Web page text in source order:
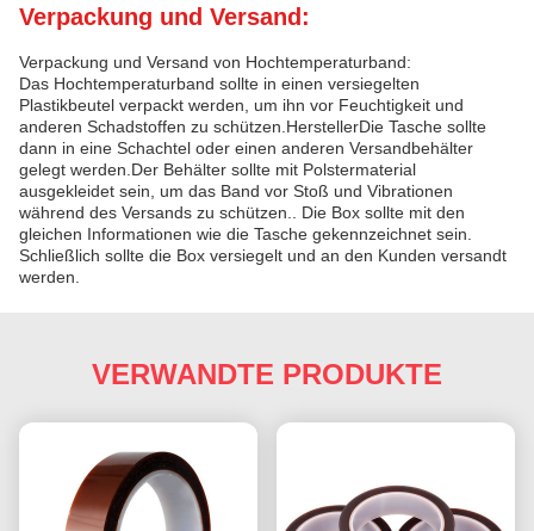
Verpackung und Versand:
Verpackung und Versand von Hochtemperaturband:
Das Hochtemperaturband sollte in einen versiegelten
Plastikbeutel verpackt werden, um ihn vor Feuchtigkeit und
anderen Schadstoffen zu schützen.HerstellerDie Tasche sollte
dann in eine Schachtel oder einen anderen Versandbehälter
gelegt werden.Der Behälter sollte mit Polstermaterial
ausgekleidet sein, um das Band vor Stoß und Vibrationen
während des Versands zu schützen.. Die Box sollte mit den
gleichen Informationen wie die Tasche gekennzeichnet sein.
Schließlich sollte die Box versiegelt und an den Kunden versandt
werden.
VERWANDTE PRODUKTE